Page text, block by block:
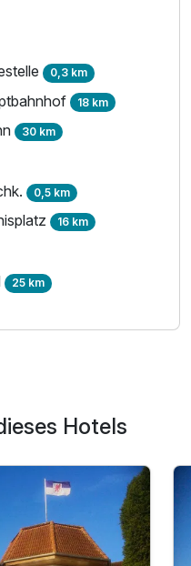
0,3 km
18 km
30 km
0,5 km
16 km
25 km
Hotels